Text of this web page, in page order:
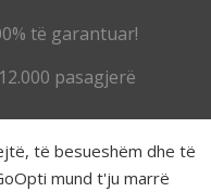
të garantuar!
pasagjerë
të besueshëm dhe të
mund t'ju marrë